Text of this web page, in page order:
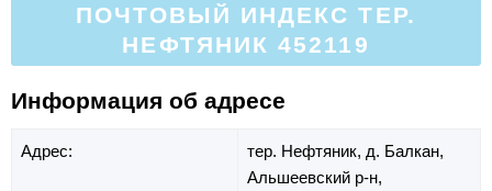
ПОЧТОВЫЙ ИНДЕКС ТЕР.
НЕФТЯНИК 452119
Информация об адресе
Адрес: тер. Нефтяник, д. Балкан,
Альшеевский р-н,